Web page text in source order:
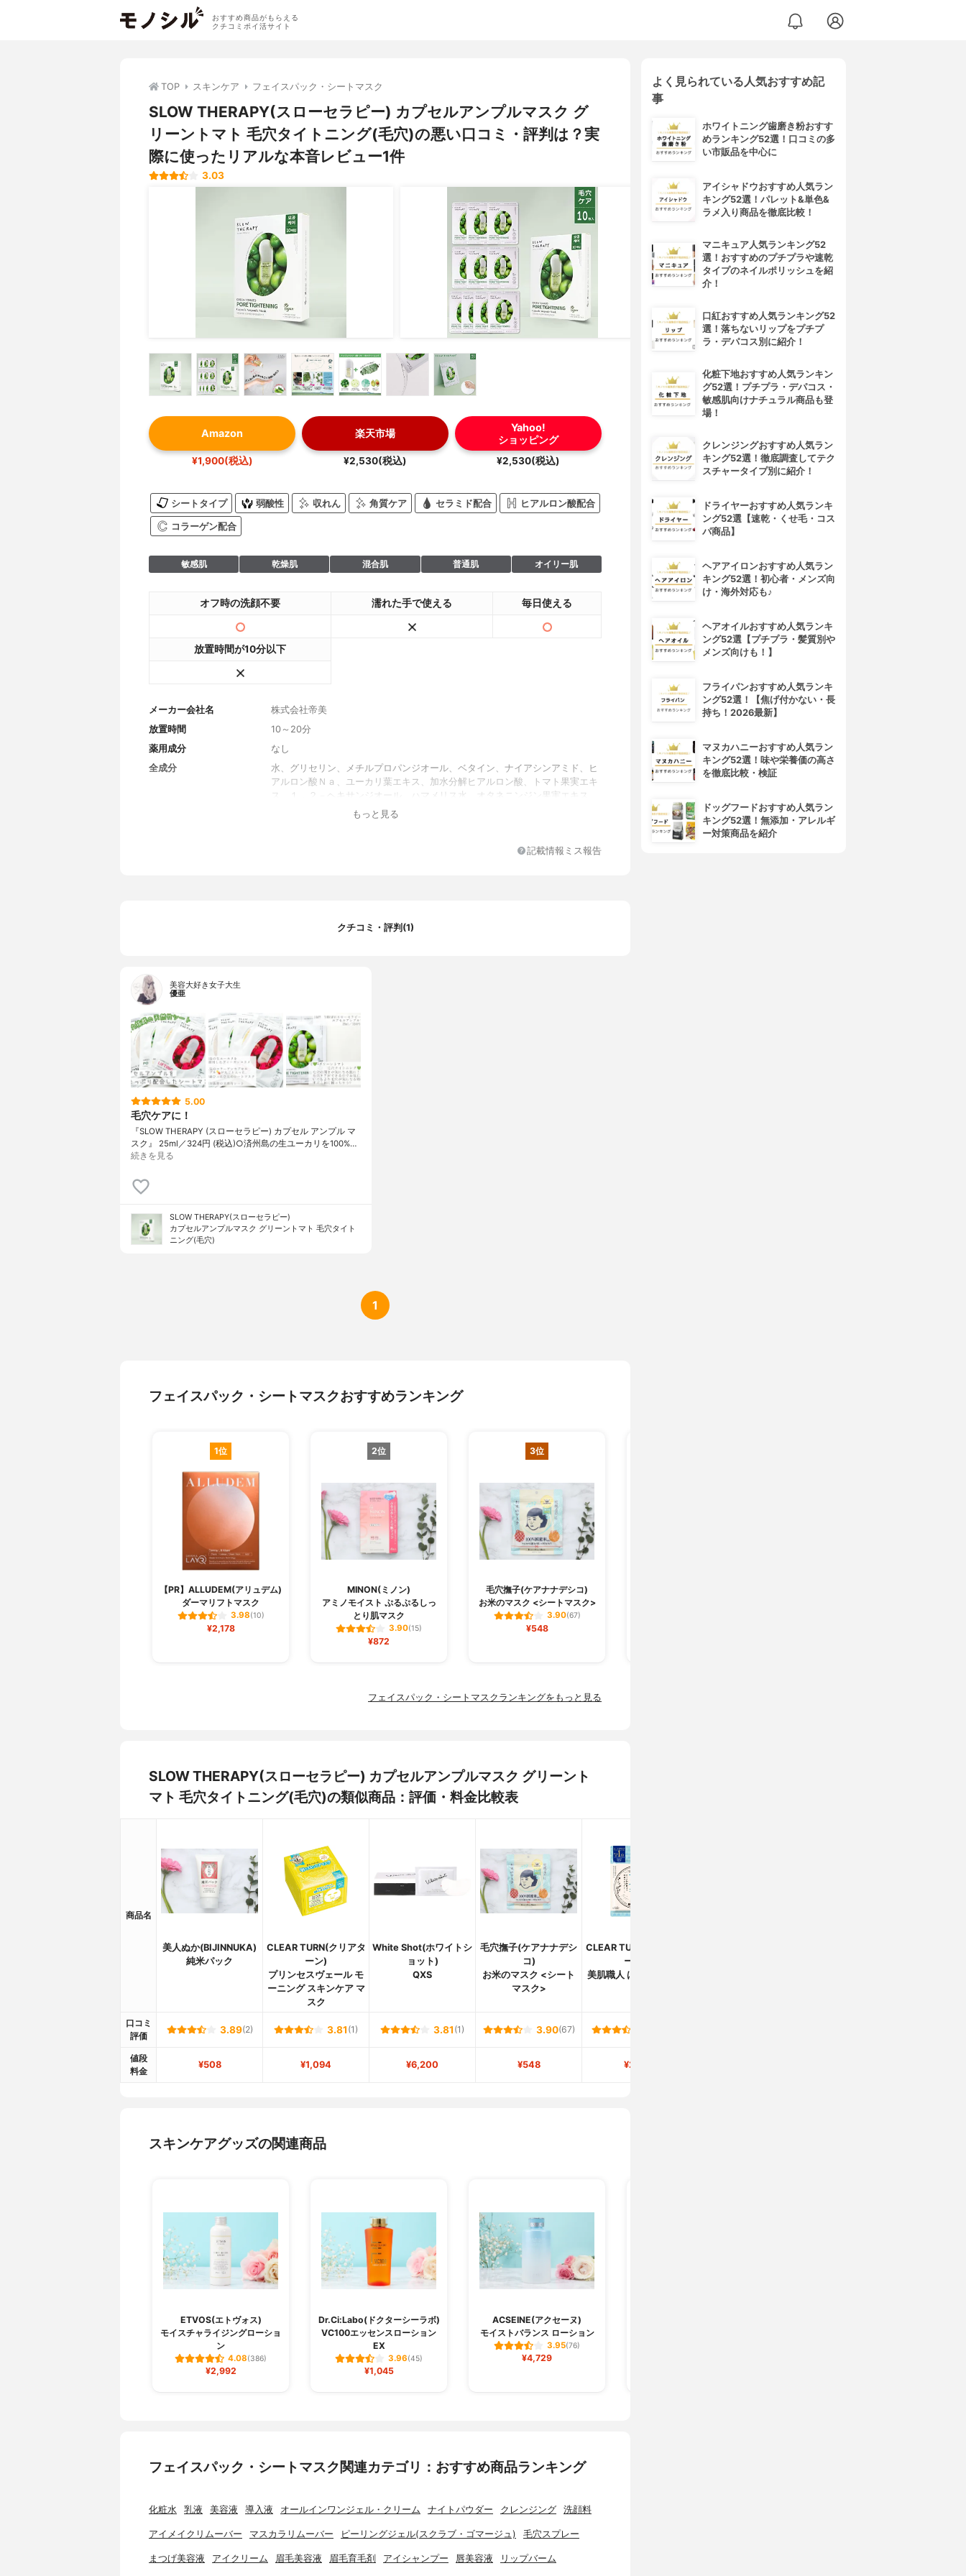
おすすめ商品がもらえる
クチコミポイ活サイト
TOP スキンケア フェイスパック・シートマスク
SLOW THERAPY(スローセラピー) カプセルアンプルマスク グ
リーントマト 毛穴タイトニング(毛穴)の悪い口コミ・評判は？実
際に使ったリアルな本音レビュー1件
3.03
Amazon
¥1,900(税込)
楽天市場
¥2,530(税込)
Yahoo!
ショッピング
¥2,530(税込)
シートタイプ 弱酸性 収れん 角質ケア セラミド配合 ヒアルロン酸配合
コラーゲン配合
敏感肌 乾燥肌 混合肌 普通肌 オイリー肌
オフ時の洗顔不要 濡れた手で使える 毎日使える
放置時間が10分以下
メーカー会社名
株式会社帝美
放置時間
10～20分
薬用成分
なし
全成分
水、グリセリン、メチルプロパンジオール、ベタイン、ナイアシンアミド、ヒ
アルロン酸Ｎａ、ユーカリ葉エキス、加水分解ヒアルロン酸、トマト果実エキ
ス、１，２－ヘキサンジオール、ハマメリス水、オタネニンジン果実エキス、
ツボクサエキス、アボカド油脂肪酸ブチル、セラミドＮＰ、コラーゲンエキ
マー、トロメタミン、パンテノール、キサンタンガム、加水分解エンドウタン
ロパンジオール、ポリクオタニウム－５１、カバ葉／根／茎エキス、β－グル
ン、香料、シア脂
内容量
25g×10枚入り
ほんのりユーカリとトマトの香り
製造国
韓国
もっと見る
記載情報ミス報告
クチコミ・評判(1)
美容大好き女子大生
優亜
5.00
毛穴ケアに！
『SLOW THERAPY (スローセラピー) カプセル アンプル マ
スク』 25ml／324円 (税込)○済州島の生ユーカリを100%…
続きを見る
SLOW THERAPY(スローセラピー)
カプセルアンプルマスク グリーントマト 毛穴タイト
ニング(毛穴)
1
フェイスパック・シートマスクおすすめランキング
1位
【PR】ALLUDEM(アリュデム)
ダーマリフトマスク
3.98(10)
¥2,178
2位
MINON(ミノン)
アミノモイスト ぷるぷるしっ
とり肌マスク
3.90(15)
¥872
3位
毛穴撫子(ケアナナデシコ)
お米のマスク <シートマスク>
3.90(67)
¥548
フェイスパック・シートマスクランキングをもっと見る
SLOW THERAPY(スローセラピー) カプセルアンプルマスク グリーント
マト 毛穴タイトニング(毛穴)の類似商品：評価・料金比較表
商品名
美人ぬか(BIJINNUKA)
純米パック
CLEAR TURN(クリアタ
ーン)
プリンセスヴェール モ
ーニング スキンケア マ
スク
White Shot(ホワイトシ
ョット)
QXS
毛穴撫子(ケアナナデシ
コ)
お米のマスク <シート
マスク>
CLEAR TURN(クリアタ
ーン)
美肌職人 はとむぎマス
口コミ
評価
3.89(2) 3.81 (1) 3.81 (1) 3.90(67)
値段
料金
¥508 ¥1,094 ¥6,200 ¥548 ¥279
スキンケアグッズの関連商品
ETVOS(エトヴォス)
モイスチャライジングローショ
ン
4.08(386)
¥2,992
Dr.Ci:Labo(ドクターシーラボ)
VC100エッセンスローション
EX
3.96(45)
¥1,045
ACSEINE(アクセーヌ)
モイストバランス ローション
3.95(76)
¥4,729
フェイスパック・シートマスク関連カテゴリ：おすすめ商品ランキング
化粧水 乳液 美容液 導入液 オールインワンジェル・クリーム ナイトパウダー クレンジング 洗顔料
アイメイクリムーバー マスカラリムーバー ピーリングジェル(スクラブ・ゴマージュ) 毛穴スプレー
まつげ美容液 アイクリーム 眉毛美容液 眉毛育毛剤 アイシャンプー 唇美容液 リップバーム
よく見られている人気おすすめ記
事
ホワイトニング歯磨き粉おすす
めランキング52選！口コミの多
い市販品を中心に
アイシャドウおすすめ人気ラン
キング52選！パレット&単色&
ラメ入り商品を徹底比較！
マニキュア人気ランキング52
選！おすすめのプチプラや速乾
タイプのネイルポリッシュを紹
介！
口紅おすすめ人気ランキング52
選！落ちないリップをプチプ
ラ・デパコス別に紹介！
化粧下地おすすめ人気ランキン
グ52選！プチプラ・デパコス・
敏感肌向けナチュラル商品も登
場！
クレンジングおすすめ人気ラン
キング52選！徹底調査してテク
スチャータイプ別に紹介！
ドライヤーおすすめ人気ランキ
ング52選【速乾・くせ毛・コス
パ商品】
ヘアアイロンおすすめ人気ラン
キング52選！初心者・メンズ向
け・海外対応も♪
ヘアオイルおすすめ人気ランキ
ング52選【プチプラ・髪質別や
メンズ向けも！】
フライパンおすすめ人気ランキ
ング52選！【焦げ付かない・長
持ち！2026最新】
マヌカハニーおすすめ人気ラン
キング52選！味や栄養価の高さ
を徹底比較・検証
ドッグフードおすすめ人気ラン
キング52選！無添加・アレルギ
ー対策商品を紹介